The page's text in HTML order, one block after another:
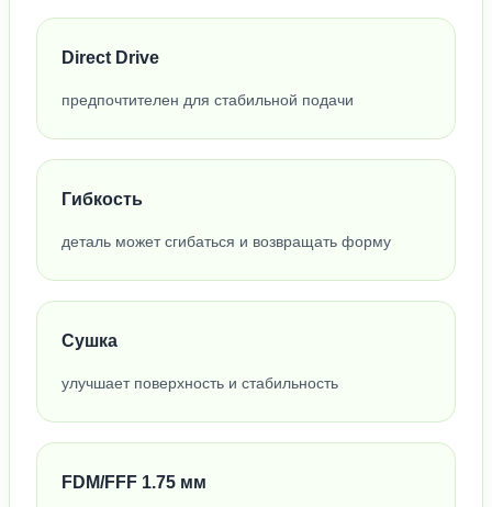
Direct Drive
предпочтителен для стабильной подачи
Гибкость
деталь может сгибаться и возвращать форму
Сушка
улучшает поверхность и стабильность
FDM/FFF 1.75 мм